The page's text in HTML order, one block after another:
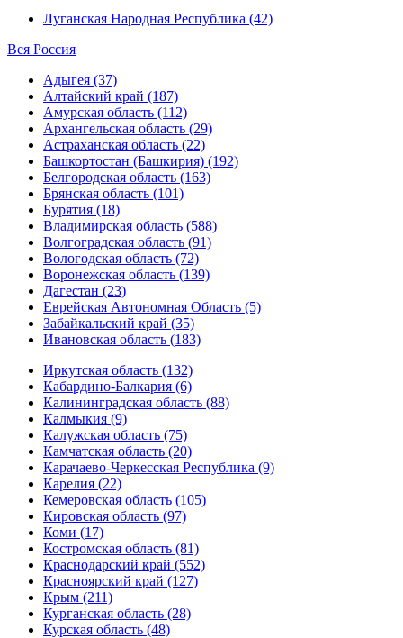
Луганская Народная Республика (42)
Вся Россия
Адыгея (37)
Алтайский край (187)
Амурская область (112)
Архангельская область (29)
Астраханская область (22)
Башкортостан (Башкирия) (192)
Белгородская область (163)
Брянская область (101)
Бурятия (18)
Владимирская область (588)
Волгоградская область (91)
Вологодская область (72)
Воронежская область (139)
Дагестан (23)
Еврейская Автономная Область (5)
Забайкальский край (35)
Ивановская область (183)
Иркутская область (132)
Кабардино-Балкария (6)
Калининградская область (88)
Калмыкия (9)
Калужская область (75)
Камчатская область (20)
Карачаево-Черкесская Республика (9)
Карелия (22)
Кемеровская область (105)
Кировская область (97)
Коми (17)
Костромская область (81)
Краснодарский край (552)
Красноярский край (127)
Крым (211)
Курганская область (28)
Курская область (48)